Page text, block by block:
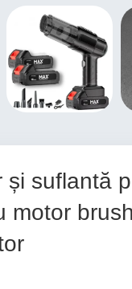
și suflantă
motor